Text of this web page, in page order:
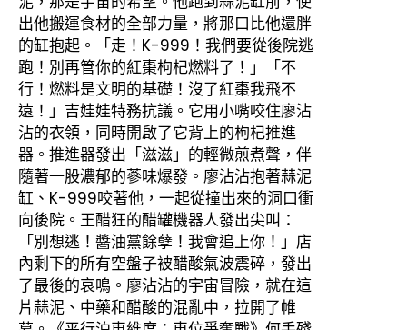
出他搬運食材的全部力量，將那口比他還胖
的缸抱起。「走！K-999！我們要從後院逃
跑！別再管你的紅棗枸杞燃料了！」「不
行！燃料是文明的基礎！沒了紅棗我飛不
遠！」吉娃娃特務抗議。它用小嘴咬住廖沾
沾的衣領，同時開啟了它背上的枸杞推進
器。推進器發出「滋滋」的輕微煎煮聲，伴
隨著一股濃郁的蔘味爆發。廖沾沾抱著蒜泥
缸、K-999咬著他，一起從撞出來的洞口衝
向後院。王醋狂的醋罐機器人發出尖叫：
「別想逃！醬油黨餘孽！我會追上你！」店
內剩下的所有空盤子被醋酸氣波震碎，發出
了最後的哀鳴。廖沾沾的宇宙冒險，就在這
片蒜泥、中藥和醋酸的混亂中，拉開了帷